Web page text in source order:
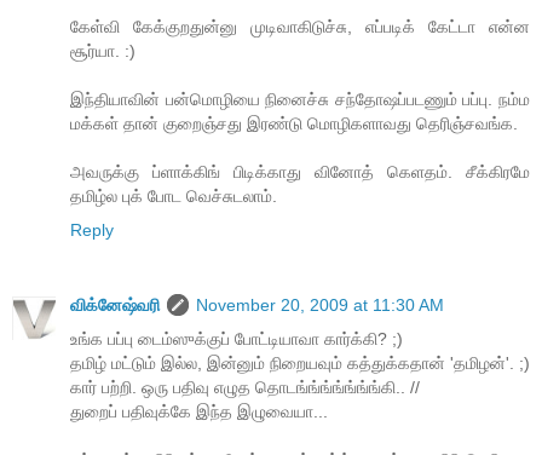
கேள்வி கேக்குறதுன்னு முடிவாகிடுச்சு, எப்படிக் கேட்டா என்ன
சூர்யா. :)
இந்தியாவின் பன்மொழியை நினைச்சு சந்தோஷப்படணும் பப்பு. நம்ம
மக்கள் தான் குறைஞ்சது இரண்டு மொழிகளாவது தெரிஞ்சவங்க.
அவருக்கு ப்ளாக்கிங் பிடிக்காது வினோத் கெளதம். சீக்கிரமே
தமிழ்ல புக் போட வெச்சுடலாம்.
Reply
விக்னேஷ்வரி
November 20, 2009 at 11:30 AM
உங்க பப்பு டைம்ஸுக்குப் போட்டியாவா கார்க்கி? ;)
தமிழ் மட்டும் இல்ல, இன்னும் நிறையவும் கத்துக்கதான் 'தமிழன்'. ;)
கார் பற்றி. ஒரு பதிவு எழுத தொடங்ங்ங்ங்ங்ங்ங்கி.. //
துறைப் பதிவுக்கே இந்த இழுவையா...